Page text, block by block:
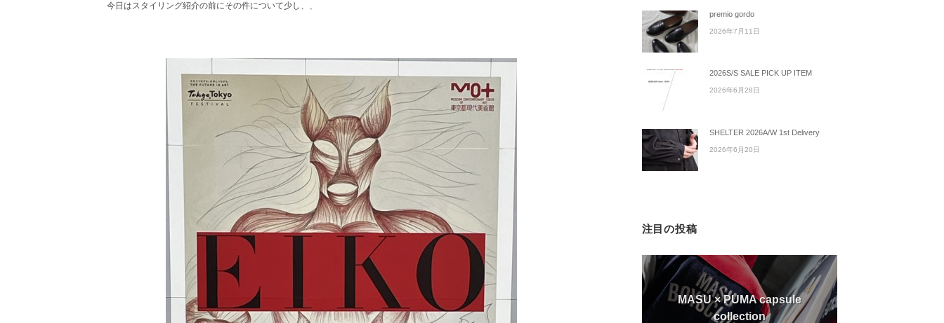
の
今日はスタイリング紹介の前にその件について少し、、
premio gordo
2026年7月11日
2026S/S SALE PICK UP ITEM
2026年6月28日
SHELTER 2026A/W 1st Delivery
2026年6月20日
注目の投稿
MASU × PUMA capsule
collection